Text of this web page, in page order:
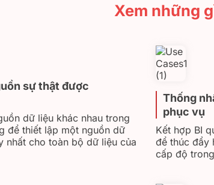
Xem những
sự thật được
dữ liệu khác nhau trong
để thiết lập một nguồn dữ
nhất cho toàn bộ dữ liệu của
Thống
phục vụ
Kết hợp BI
để thúc đẩy
cấp độ